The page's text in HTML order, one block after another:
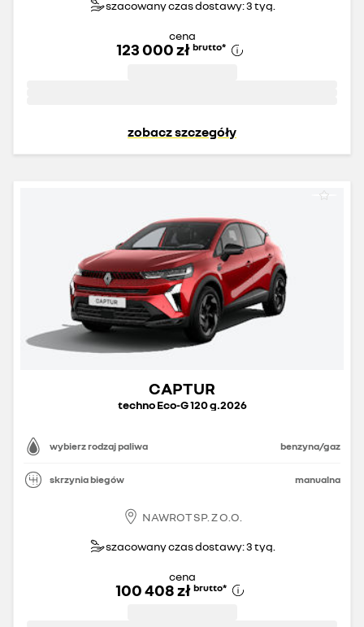
szacowany czas dostawy: 3 tyg.
cena
123 000 zł brutto*
zobacz szczegóły
CAPTUR
techno Eco-G 120 g.2026
wybierz rodzaj paliwa benzyna/gaz
skrzynia biegów manualna
NAWROT SP. Z O.O.
szacowany czas dostawy: 3 tyg.
cena
100 408 zł brutto*